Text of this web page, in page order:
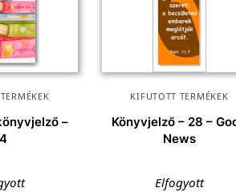
–
KIFUTOTT TERMÉKEK
Könyvjelző – 28 –
News
Elfogyott